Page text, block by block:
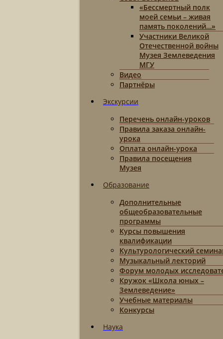
«Бессмертный полк
моей семьи – живая
память поколений…»
Участники Великой
Отечественной войны
Музея Землеведения
МГУ
Видео
Партнёры
Экскурсии
Перечень онлайн-уроков
Правила заказа онлайн-
урока
Оплата онлайн-урока
Правила посещения
Музея
Образование
Дополнительные
общеобразовательные
программы
Курсы повышения
квалификации
Культурологический
Музыкальный лекторий
Форум молодых
Кружок «Школа юных –
Землеведение»
Учебные материалы
Конкурсы
Наука